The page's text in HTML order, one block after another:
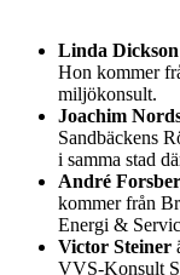
Linda Dickson
Hon kommer
miljökonsult.
Joachim
Sandbäckens
i samma stad
André
kommer från
Energi &
Victor Steiner
VVS-Konsult